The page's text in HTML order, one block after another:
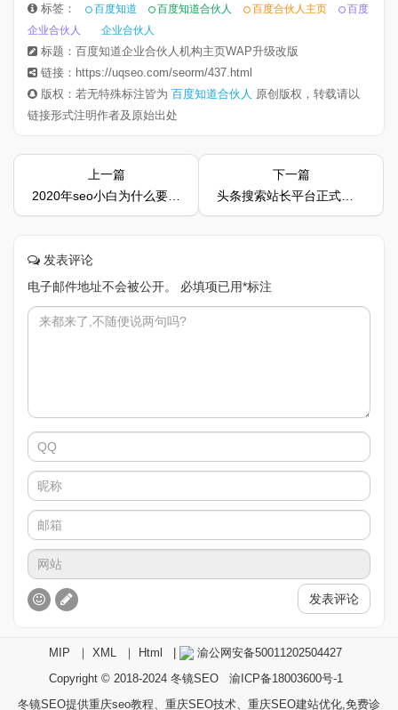
标签： 百度知道 百度知道合伙人 百度合伙人主页
百度
企业合伙人
企业合伙人
标题：百度知道企业合伙人机构主页WAP升级改版
链接：https://uqseo.com/seorm/437.html
版权：若无特殊标注皆为 百度知道合伙人 原创版权，转载请以
链接形式注明作者及原始出处
上一篇
2020年seo小白为什么要了解百度SEO快排技术
下一篇
头条搜索站长平台正式上线
发表评论
电子邮件地址不会被公开。
必填项已用*标注
发表评论
MIP ｜ XML ｜ Html |
渝公网安备50011202504427
Copyright © 2018-2024 冬镜SEO
渝ICP备18003600号-1
冬镜SEO提供重庆seo教程、重庆SEO技术、重庆SEO建站优化,免费诊